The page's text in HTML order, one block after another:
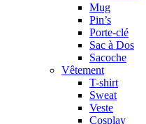
Mug
Pin’s
Porte-clé
Sac à Dos
Sacoche
Vêtement
T-shirt
Sweat
Veste
Cosplay